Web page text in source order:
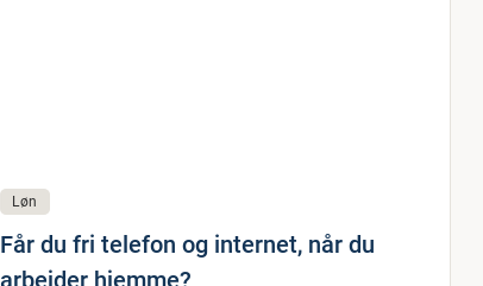
Løn
Får du fri telefon og internet, når du
arbejder hjemme?